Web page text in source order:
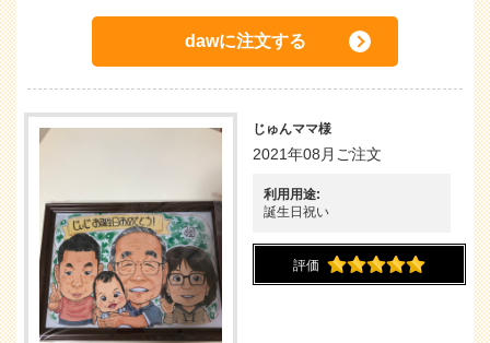
dawに注文する
じゅんママ様
2021年08月ご注文
利用用途:
誕生日祝い
評価